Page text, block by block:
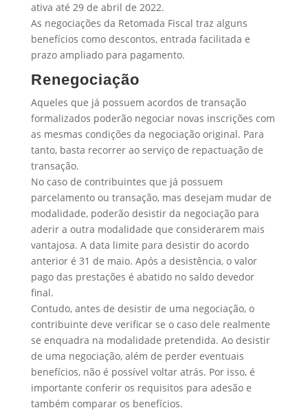
ativa até 29 de abril de 2022.
As negociações da Retomada Fiscal traz alguns
benefícios como descontos, entrada facilitada e
prazo ampliado para pagamento.
Renegociação
Aqueles que já possuem acordos de transação
formalizados poderão negociar novas inscrições com
as mesmas condições da negociação original. Para
tanto, basta recorrer ao serviço de repactuação de
transação.
No caso de contribuintes que já possuem
parcelamento ou transação, mas desejam mudar de
modalidade, poderão desistir da negociação para
aderir a outra modalidade que considerarem mais
vantajosa. A data limite para desistir do acordo
anterior é 31 de maio. Após a desistência, o valor
pago das prestações é abatido no saldo devedor
final.
Contudo, antes de desistir de uma negociação, o
contribuinte deve verificar se o caso dele realmente
se enquadra na modalidade pretendida. Ao desistir
de uma negociação, além de perder eventuais
benefícios, não é possível voltar atrás. Por isso, é
importante conferir os requisitos para adesão e
também comparar os benefícios.